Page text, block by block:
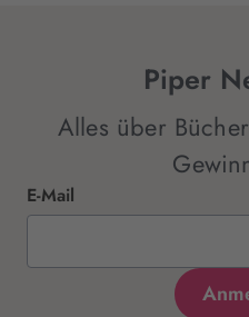
Piper
Alles über
E-Mail